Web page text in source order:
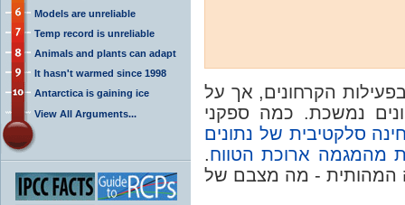
Models are unreliable
Temp record is unreliable
Animals and plants can adapt
It hasn't warmed since 1998
Antarctica is gaining ice
View All Arguments...
הקרחונים, אך על
נמשכת. כמה ספקני
סלקטיבית של נתונים
מהמגמה ארוכת הטווח.
המהותית - מה מצבם של